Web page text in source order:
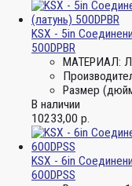
KSX - 5in
500DPBR
МАТЕРИАЛ:
Размер
В наличии
10233,00 р.
KSX - 6in
600DPSS